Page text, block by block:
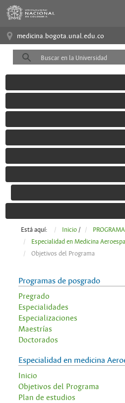
medicina.bogota.unal.edu.co
Está aquí: Inicio /
Especialidad en Medicina
Objetivos del Programa
Programas de posgrado
Pregrado
Especialidades
Especializaciones
Maestrías
Doctorados
Especialidad en medicina
Inicio
Objetivos del Programa
Plan de estudios